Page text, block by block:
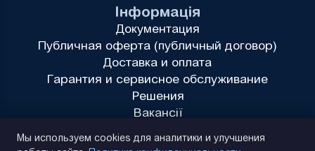
Інформація
Документация
Публичная оферта (публичный договор)
Доставка и оплата
Гарантия и сервисное обслуживание
Решения
Вакансії
Мы используем cookies для аналитики и улучшения